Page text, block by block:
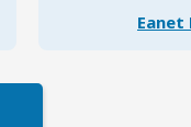
Eanet